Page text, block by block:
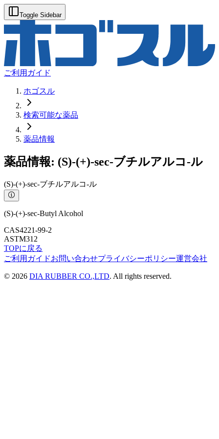
Toggle Sidebar
ご利用ガイド
ホゴスル
検索可能な薬品
薬品情報
薬品情報: (S)-(+)-sec-ブチルアルコ-ル
(S)-(+)-sec-ブチルアルコ-ル
(S)-(+)-sec-Butyl Alcohol
CAS4221-99-2
ASTM312
TOPに戻る
ご利用ガイドお問い合わせプライバシーポリシー運営会社
© 2026 DIA RUBBER CO.,LTD. All rights reserved.